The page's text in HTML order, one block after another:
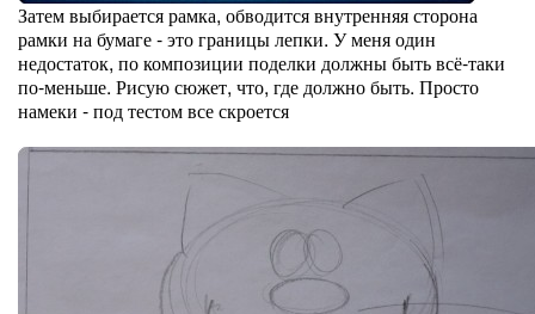
Затем выбирается рамка, обводится внутренняя сторона
рамки на бумаге - это границы лепки. У меня один
недостаток, по композиции поделки должны быть всё-таки
по-меньше. Рисую сюжет, что, где должно быть. Просто
намеки - под тестом все скроется